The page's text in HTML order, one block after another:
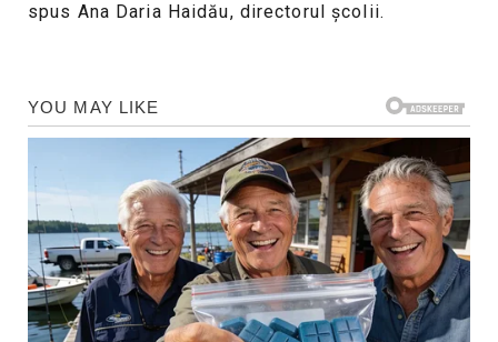
spus Ana Daria Haidău, directorul școlii.